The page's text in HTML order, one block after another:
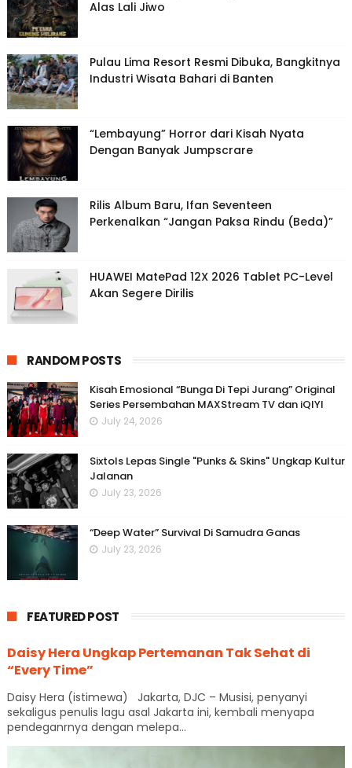
Alas Lali Jiwo
Pulau Lima Resort Resmi Dibuka, Bangkitnya
Industri Wisata Bahari di Banten
“Lembayung” Horror dari Kisah Nyata
Dengan Banyak Jumpscrare
Rilis Album Baru, Ifan Seventeen
Perkenalkan “Jangan Paksa Rindu (Beda)”
HUAWEI MatePad 12X 2026 Tablet PC-Level
Akan Segere Dirilis
RANDOM POSTS
Kisah Emosional “Bunga Di Tepi Jurang” Original
Series Persembahan MAXStream TV dan iQIYI
July 24, 2026
Sixtols Lepas Single "Punks & Skins" Ungkap Kultur
Jalanan
July 23, 2026
“Deep Water” Survival Di Samudra Ganas
July 23, 2026
FEATURED POST
Daisy Hera Ungkap Pertemanan Tak Sehat di
“Every Time”
Daisy Hera (istimewa) Jakarta, DJC – Musisi, penyanyi
sekaligus penulis lagu asal Jakarta ini, kembali menyapa
pendeganrnya dengan melepa...